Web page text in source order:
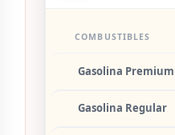
COMBUSTIBLES
Gasolina Premium
Gasolina Regular